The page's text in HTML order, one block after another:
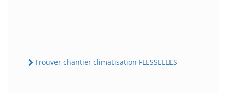
Trouver chantier climatisation FLESSELLES